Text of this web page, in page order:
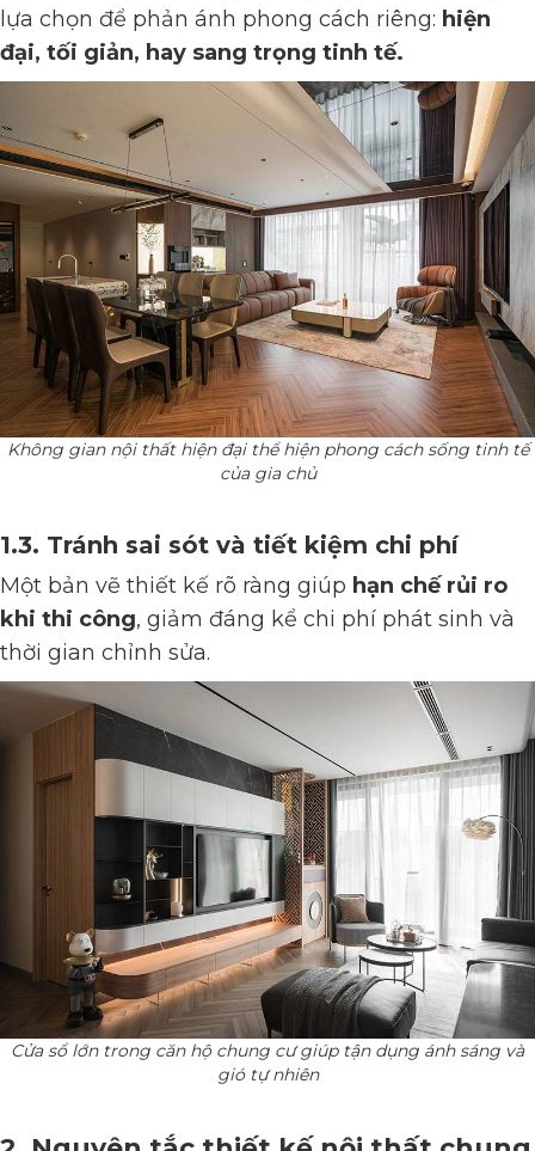
lựa chọn để phản ánh phong cách riêng: hiện
đại, tối giản, hay sang trọng tinh tế.
Không gian nội thất hiện đại thể hiện phong cách sống tinh tế
của gia chủ
1.3. Tránh sai sót và tiết kiệm chi phí
Một bản vẽ thiết kế rõ ràng giúp hạn chế rủi ro
khi thi công, giảm đáng kể chi phí phát sinh và
thời gian chỉnh sửa.
Cửa sổ lớn trong căn hộ chung cư giúp tận dụng ánh sáng và
gió tự nhiên